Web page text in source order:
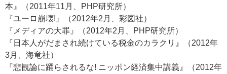
本』（2011年11月、PHP研究所）
『ユーロ崩壊!』（2012年2月、彩図社）
『メディアの大罪』（2012年2月、PHP研究所）
『日本人がだまされ続けている税金のカラクリ』（2012年
3月、海竜社）
『悲観論に踊らされるな! ニッポン経済集中講義』（2012年